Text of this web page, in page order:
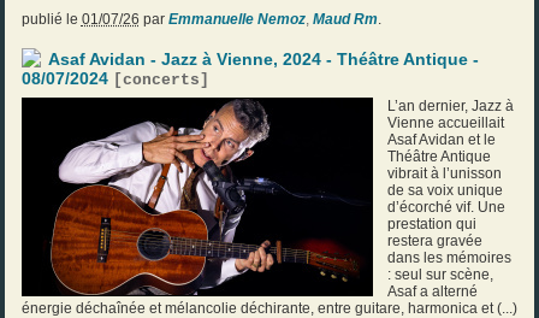
publié le 01/07/26 par Emmanuelle Nemoz, Maud Rm.
Asaf Avidan - Jazz à Vienne, 2024 - Théâtre Antique -
08/07/2024 [concerts ]
L’an dernier, Jazz à
Vienne accueillait
Asaf Avidan et le
Théâtre Antique
vibrait à l’unisson
de sa voix unique
d’écorché vif. Une
prestation qui
restera gravée
dans les mémoires
: seul sur scène,
Asaf a alterné
énergie déchaînée et mélancolie déchirante, entre guitare, harmonica et (...)